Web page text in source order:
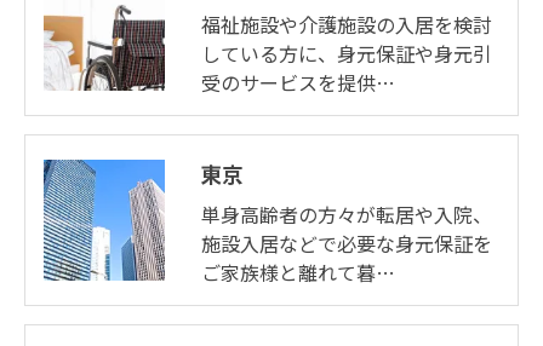
福祉施設や介護施設の入居を検討
している方に、身元保証や身元引
受のサービスを提供…
東京
単身高齢者の方々が転居や入院、
施設入居などで必要な身元保証を
ご家族様と離れて暮…